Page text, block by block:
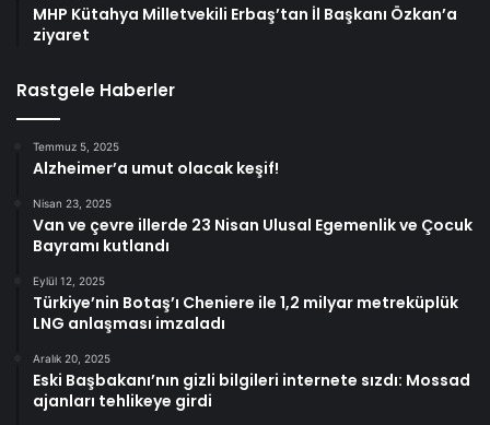
MHP Kütahya Milletvekili Erbaş’tan İl Başkanı Özkan’a
ziyaret
Rastgele Haberler
Temmuz 5, 2025
Alzheimer’a umut olacak keşif!
Nisan 23, 2025
Van ve çevre illerde 23 Nisan Ulusal Egemenlik ve Çocuk
Bayramı kutlandı
Eylül 12, 2025
Türkiye’nin Botaş’ı Cheniere ile 1,2 milyar metreküplük
LNG anlaşması imzaladı
Aralık 20, 2025
Eski Başbakanı’nın gizli bilgileri internete sızdı: Mossad
ajanları tehlikeye girdi